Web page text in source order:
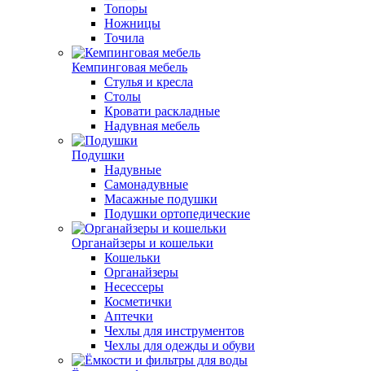
Топоры
Ножницы
Точила
Кемпинговая мебель
Стулья и кресла
Столы
Кровати раскладные
Надувная мебель
Подушки
Надувные
Самонадувные
Масажные подушки
Подушки ортопедические
Органайзеры и кошельки
Кошельки
Органайзеры
Несессеры
Косметички
Аптечки
Чехлы для инструментов
Чехлы для одежды и обуви